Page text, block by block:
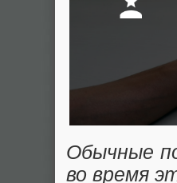
Обычные
во время